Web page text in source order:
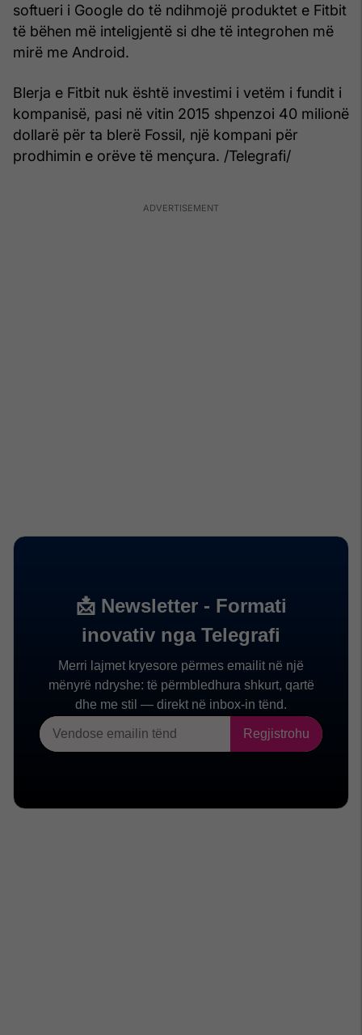
softueri i Google do të ndihmojë produktet e Fitbit
të bëhen më inteligjentë si dhe të integrohen më
mirë me Android.
Blerja e Fitbit nuk është investimi i vetëm i fundit i
kompanisë, pasi në vitin 2015 shpenzoi 40 milionë
dollarë për ta blerë Fossil, një kompani për
prodhimin e orëve të mençura. /Telegrafi/